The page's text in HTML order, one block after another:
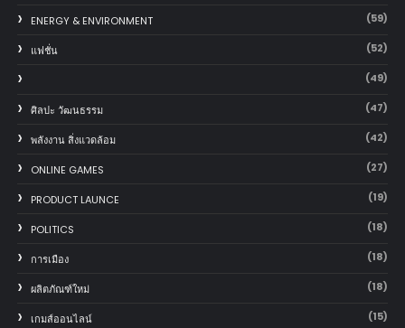
ENERGY & ENVIRONMENT (59)
แฟชั่น (52)
(49)
ศิลปะ วัฒนธรรม (47)
พลังงาน สิ่งแวดล้อม (42)
ONLINE GAMES (27)
PRODUCT LAUNCE (19)
POLITICS (18)
การเมือง (18)
ผลิตภัณฑ์ใหม่ (18)
เกมส์ออนไลน์ (15)